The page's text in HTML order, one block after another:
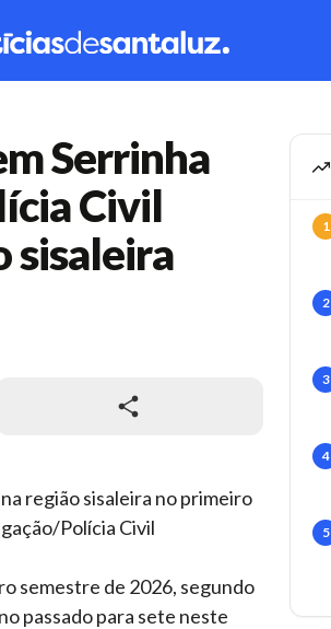
Serrinha
Civil
sisaleira
região sisaleira no primeiro
Polícia Civil
semestre de 2026, segundo
passado para sete neste
1
2
3
4
5